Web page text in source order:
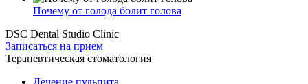
Почему от голода болит голова
DSC Dental Studio Clinic
Записаться на прием
Терапевтическая стоматология
Лечение пульпита